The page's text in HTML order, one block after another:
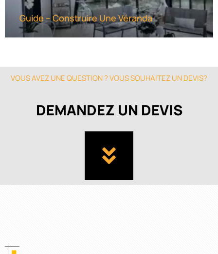
Guide – Construire Une Véranda
VOUS AVEZ UNE QUESTION ? VOUS SOUHAITEZ UN DEVIS?
DEMANDEZ UN DEVIS